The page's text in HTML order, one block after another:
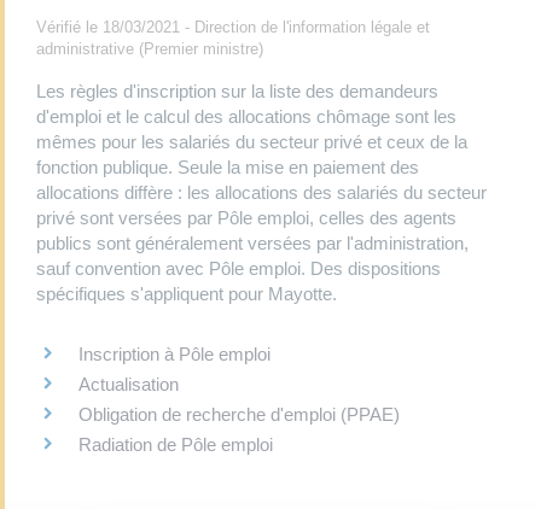
Vérifié le 18/03/2021 - Direction de l'information légale et
administrative (Premier ministre)
Les règles d'inscription sur la liste des demandeurs
d'emploi et le calcul des allocations chômage sont les
mêmes pour les salariés du secteur privé et ceux de la
fonction publique. Seule la mise en paiement des
allocations diffère : les allocations des salariés du secteur
privé sont versées par Pôle emploi, celles des agents
publics sont généralement versées par l'administration,
sauf convention avec Pôle emploi. Des dispositions
spécifiques s'appliquent pour Mayotte.
Inscription à Pôle emploi
Actualisation
Obligation de recherche d'emploi (PPAE)
Radiation de Pôle emploi